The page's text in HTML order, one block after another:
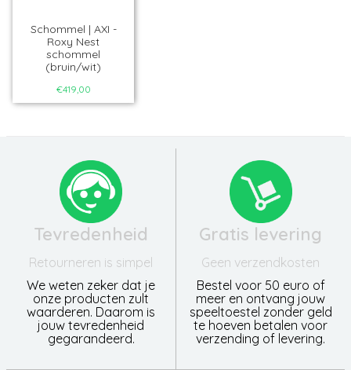
Schommel | AXI -
Roxy Nest
schommel
(bruin/wit)
€419,00
Tevredenheid
Retourneren is simpel
We weten zeker dat je
onze producten zult
waarderen. Daarom is
jouw tevredenheid
gegarandeerd.
Gratis levering
Geen verzendkosten
Bestel voor 50 euro of
meer en ontvang jouw
speeltoestel zonder geld
te hoeven betalen voor
verzending of levering.